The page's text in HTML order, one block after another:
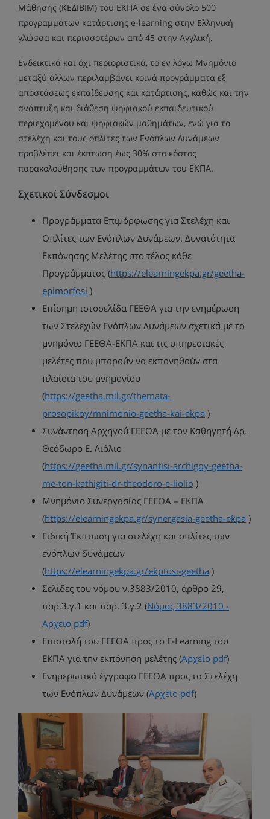
Μάθησης (ΚΕΔΙΒΙΜ) του ΕΚΠΑ σε ένα σύνολο 500
προγραμμάτων κατάρτισης e-learning στην Ελληνική
γλώσσα και περισσοτέρων από 45 στην Αγγλική.
Ενδεικτικά και όχι περιοριστικά, το εν λόγω Μνημόνιο
μεταξύ άλλων περιλαμβάνει κοινά προγράμματα εξ
αποστάσεως εκπαίδευσης και κατάρτισης, καθώς και την
ανάπτυξη και διάθεση ψηφιακού εκπαιδευτικού
περιεχομένου και ψηφιακών μαθημάτων, ενώ για τα
στελέχη και τους οπλίτες των Ενόπλων Δυνάμεων
προβλέπει και έκπτωση έως 30% στο κόστος
παρακολούθησης των προγραμμάτων του ΕΚΠΑ.
Σχετικοί Σύνδεσμοι
Προγράμματα Επιμόρφωσης για Στελέχη και
Οπλίτες των Ενόπλων Δυνάμεων. Δυνατότητα
Εκπόνησης Μελέτης στο τέλος κάθε
Προγράμματος (https://elearningekpa.gr/geetha-
epimorfosi )
Επίσημη ιστοσελίδα ΓΕΕΘΑ για την ενημέρωση
των Στελεχών Ενόπλων Δυνάμεων σχετικά με το
μνημόνιο ΓΕΕΘΑ-ΕΚΠΑ και τις υπηρεσιακές
μελέτες που μπορούν να εκπονηθούν στα
πλαίσια του μνημονίου
(https://geetha.mil.gr/themata-
prosopikoy/mnimonio-geetha-kai-ekpa )
Συνάντηση Αρχηγού ΓΕΕΘΑ με τον Καθηγητή Δρ.
Θεόδωρο Ε. Λιόλιο
(https://geetha.mil.gr/synantisi-archigoy-geetha-
me-ton-kathigiti-dr-theodoro-e-liolio )
Μνημόνιο Συνεργασίας ΓΕΕΘΑ – ΕΚΠΑ
(https://elearningekpa.gr/synergasia-geetha-ekpa )
Ειδική Έκπτωση για στελέχη και οπλίτες των
ενόπλων δυνάμεων
(https://elearningekpa.gr/ekptosi-geetha )
Σελίδες του νόμου ν.3883/2010, άρθρο 29,
παρ.3.γ.1 και παρ. 3.γ.2 (Νόμος 3883/2010 -
Αρχείο pdf)
Επιστολή του ΓΕΕΘΑ προς το E-Learning του
ΕΚΠΑ για την εκπόνηση μελέτης (Αρχείο pdf)
Ενημερωτικό έγγραφο ΓΕΕΘΑ προς τα Στελέχη
των Ενόπλων Δυνάμεων (Αρχείο pdf)